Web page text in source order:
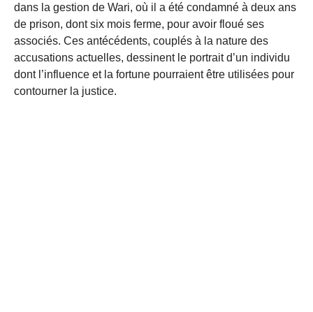
dans la gestion de Wari, où il a été condamné à deux ans
de prison, dont six mois ferme, pour avoir floué ses
associés. Ces antécédents, couplés à la nature des
accusations actuelles, dessinent le portrait d’un individu
dont l’influence et la fortune pourraient être utilisées pour
contourner la justice.